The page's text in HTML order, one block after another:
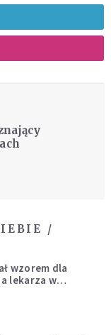
/
wzorem dla
lekarza w
dżunglę